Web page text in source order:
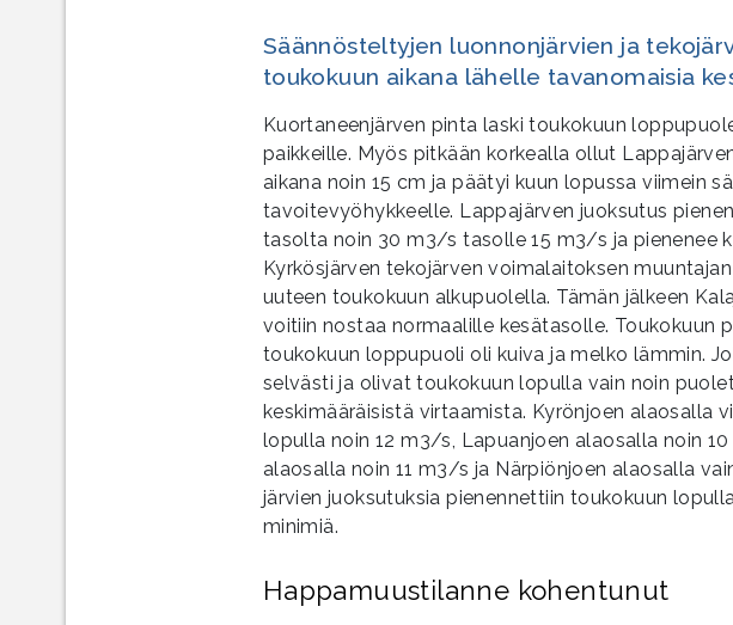
Säännösteltyjen luonnonjärvien ja
toukokuun aikana lähelle tavanomaisia
Kuortaneenjärven pinta laski toukokuun
paikkeille. Myös pitkään korkealla ollut
aikana noin 15 cm ja päätyi kuun lopussa viimein
tavoitevyöhykkeelle. Lappajärven juoksutus
tasolta noin 30 m3/s tasolle 15 m3/s ja pienenee
Kyrkösjärven tekojärven voimalaitoksen
uuteen toukokuun alkupuolella. Tämän jälkeen
voitiin nostaa normaalille kesätasolle. Toukokuun
toukokuun loppupuoli oli kuiva ja melko lämmin.
selvästi ja olivat toukokuun lopulla vain noin
keskimääräisistä virtaamista. Kyrönjoen alaosalla
lopulla noin 12 m3/s, Lapuanjoen alaosalla noin
alaosalla noin 11 m3/s ja Närpiönjoen alaosalla
järvien juoksutuksia pienennettiin toukokuun
minimiä.
Happamuustilanne kohentunut